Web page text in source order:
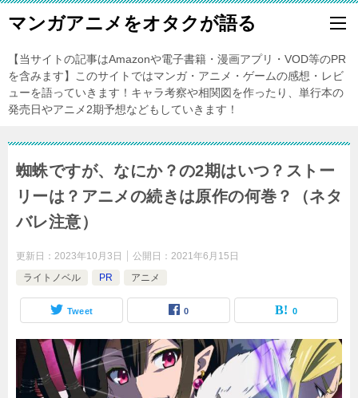
マンガアニメをオタクが語る
【当サイトの記事はAmazonや電子書籍・漫画アプリ・VOD等のPR
を含みます】このサイトではマンガ・アニメ・ゲームの感想・レビ
ューを語っていきます！キャラ考察や相関図を作ったり、単行本の
発売日やアニメ2期予想などもしていきます！
蜘蛛ですが、なにか？の2期はいつ？ストー
リーは？アニメの続きは原作の何巻？（ネタ
バレ注意）
更新日： 2023年10月3日 公開日： 2021年6月15日
ライトノベル
PR アニメ
Tweet 0 0